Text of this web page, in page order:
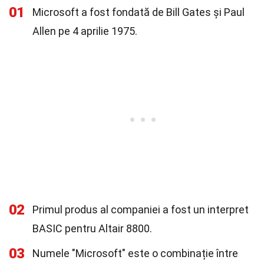
01
Microsoft a fost fondată de Bill Gates și Paul
Allen pe 4 aprilie 1975.
02
Primul produs al companiei a fost un interpret
BASIC pentru Altair 8800.
03
Numele "Microsoft" este o combinație între